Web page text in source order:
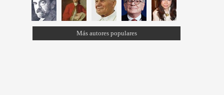
Más autores populares